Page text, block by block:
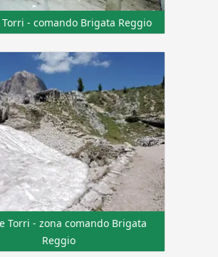
- comando Brigata Reggio
Torri - zona comando Brigata
Reggio